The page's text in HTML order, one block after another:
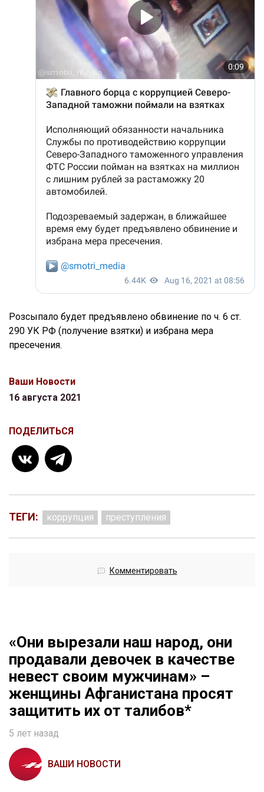
Розсыпало будет предъявлено обвинение по ч. 6 ст.
290 УК РФ (получение взятки) и избрана мера
пресечения.
Ваши Новости
16 августа 2021
ПОДЕЛИТЬСЯ
ТЕГИ: коррупция преступления
Комментировать
«Они вырезали наш народ, они
продавали девочек в качестве
невест своим мужчинам» –
женщины Афганистана просят
защитить их от талибов*
5 лет назад
ВАШИ НОВОСТИ